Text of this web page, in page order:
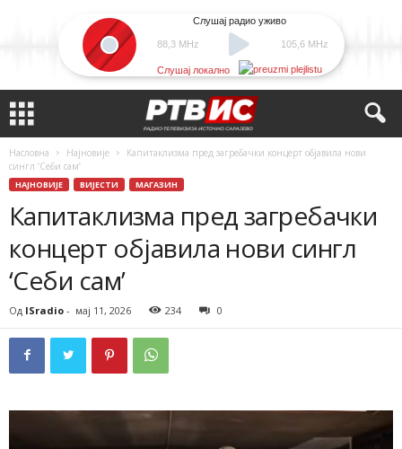
88,3 MHz
Слушај радио уживо
105,6 MHz
Слушај локално
Насловна Најновије
Капитаклизма пред загребачки концерт објавила нови
сингл ‘Себи сам’
НАЈНОВИЈЕ ВИЈЕСТИ МАГАЗИН
Капитаклизма пред загребачки
концерт објавила нови сингл
‘Себи сам’
Од ISradio - мај 11, 2026 234 0